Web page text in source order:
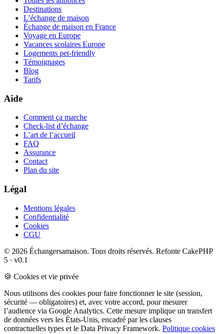
Destinations
L’échange de maison
Échange de maison en France
Voyage en Europe
Vacances scolaires Europe
Logements pet-friendly
Témoignages
Blog
Tarifs
Aide
Comment ça marche
Check-list d’échange
L’art de l’accueil
FAQ
Assurance
Contact
Plan du site
Légal
Mentions légales
Confidentialité
Cookies
CGU
© 2026 Échangersamaison. Tous droits réservés. Refonte CakePHP
5 · v0.1
🍪 Cookies et vie privée
Nous utilisons des cookies pour faire fonctionner le site (session,
sécurité — obligatoires) et, avec votre accord, pour mesurer
l’audience via Google Analytics. Cette mesure implique un transfert
de données vers les États-Unis, encadré par les clauses
contractuelles types et le Data Privacy Framework. Politique cookies